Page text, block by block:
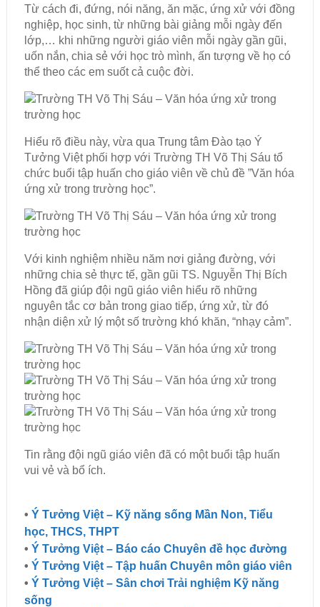
Từ cách đi, đứng, nói năng, ăn mặc, ứng xử với đồng
nghiệp, học sinh, từ những bài giảng mỗi ngày đến
lớp,… khi những người giáo viên mỗi ngày gần gũi,
uốn nắn, chia sẻ với học trò mình, ấn tượng về họ có
thể theo các em suốt cả cuộc đời.
Hiểu rõ điều này, vừa qua Trung tâm Đào tạo Ý
Tưởng Việt phối hợp với Trường TH Võ Thị Sáu tổ
chức buổi tập huấn cho giáo viên về chủ đề ”Văn hóa
ứng xử trong trường học”.
Với kinh nghiệm nhiều năm nơi giảng đường, với
những chia sẻ thực tế, gần gũi TS. Nguyễn Thị Bích
Hồng đã giúp đội ngũ giáo viên hiểu rõ những
nguyên tắc cơ bản trong giao tiếp, ứng xử, từ đó
nhận diện xử lý một số trường khó khăn, “nhạy cảm”.
Tin rằng đội ngũ giáo viên đã có một buổi tập huấn
vui vẻ và bổ ích.
• Ý Tưởng Việt – Kỹ năng sống Mần Non, Tiểu
học, THCS, THPT
• Ý Tưởng Việt – Báo cáo Chuyên đề học đường
• Ý Tưởng Việt – Tập huấn Chuyên môn giáo viên
• Ý Tưởng Việt – Sân chơi Trải nghiệm Kỹ năng
sống